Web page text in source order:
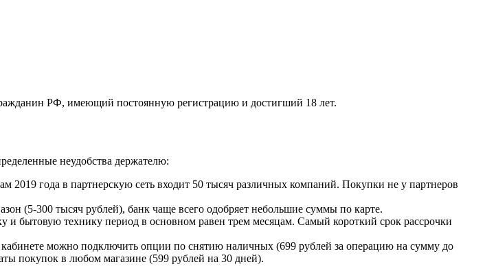
РФ, имеющий постоянную регистрацию и достигший 18 лет.
неудобства держателю:
2019 года в партнерскую сеть входит 50 тысяч различных компаний. Покупки не у партнеров
(5-300 тысяч рублей), банк чаще всего одобряет небольшие суммы по карте.
и бытовую технику период в основном равен трем месяцам. Самый короткий срок рассрочки
можно подключить опции по снятию наличных (699 рублей за операцию на сумму до
покупок в любом магазине (599 рублей на 30 дней).